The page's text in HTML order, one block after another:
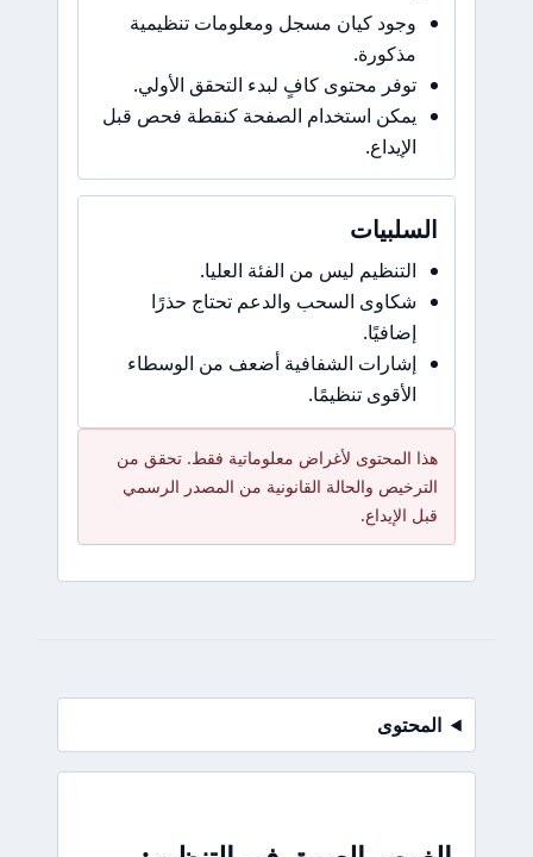
وجود كيان مسجل ومعلومات تنظيمية
مذكورة.
توفر محتوى كافٍ لبدء التحقق الأولي.
يمكن استخدام الصفحة كنقطة فحص قبل
الإيداع.
السلبيات
التنظيم ليس من الفئة العليا.
شكاوى السحب والدعم تحتاج حذرًا
إضافيًا.
إشارات الشفافية أضعف من الوسطاء
الأقوى تنظيمًا.
هذا المحتوى لأغراض معلوماتية فقط. تحقق من
الترخيص والحالة القانونية من المصدر الرسمي
قبل الإيداع.
المحتوى